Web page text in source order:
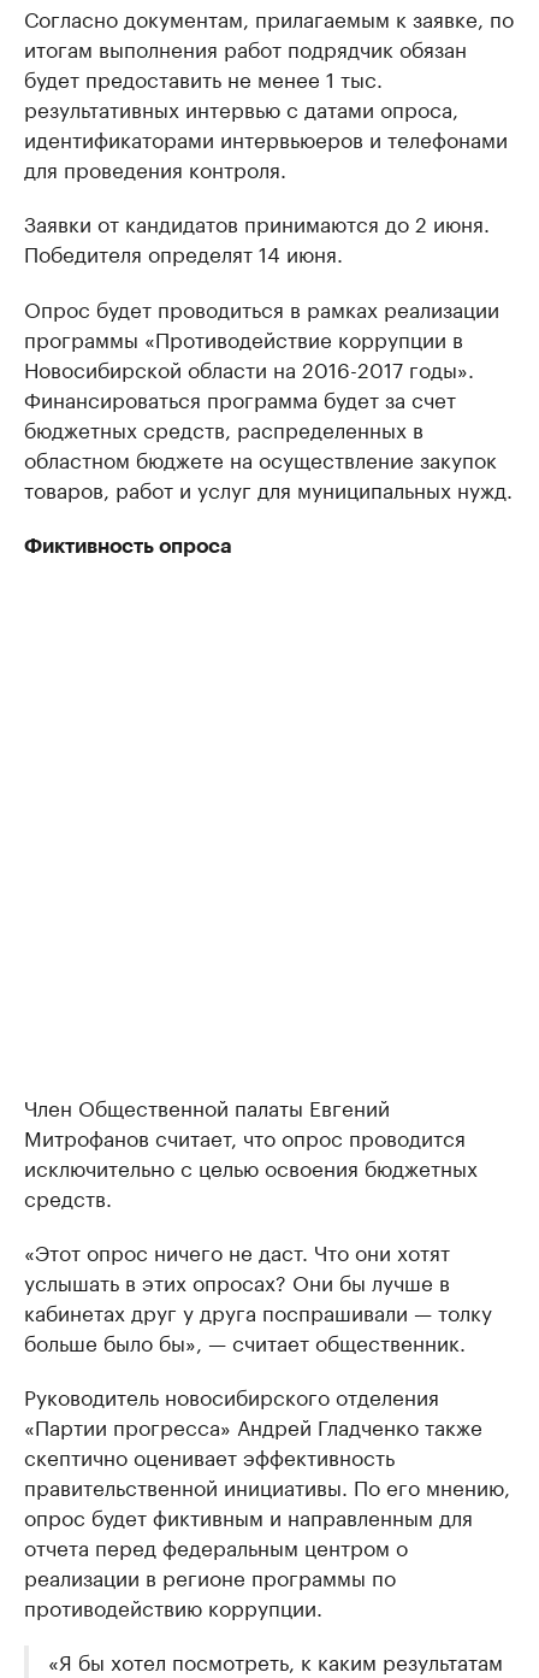
Согласно документам, прилагаемым к заявке, по
итогам выполнения работ подрядчик обязан
будет предоставить не менее 1 тыс.
результативных интервью с датами опроса,
идентификаторами интервьюеров и телефонами
для проведения контроля.
Заявки от кандидатов принимаются до 2 июня.
Победителя определят 14 июня.
Опрос будет проводиться в рамках реализации
программы «Противодействие коррупции в
Новосибирской области на 2016-2017 годы».
Финансироваться программа будет за счет
бюджетных средств, распределенных в
областном бюджете на осуществление закупок
товаров, работ и услуг для муниципальных нужд.
Фиктивность опроса
Член Общественной палаты Евгений
Митрофанов считает, что опрос проводится
исключительно с целью освоения бюджетных
средств.
«Этот опрос ничего не даст. Что они хотят
услышать в этих опросах? Они бы лучше в
кабинетах друг у друга поспрашивали — толку
больше было бы», — считает общественник.
Руководитель новосибирского отделения
«Партии прогресса» Андрей Гладченко также
скептично оценивает эффективность
правительственной инициативы. По его мнению,
опрос будет фиктивным и направленным для
отчета перед федеральным центром о
реализации в регионе программы по
противодействию коррупции.
«Я бы хотел посмотреть, к каким результатам